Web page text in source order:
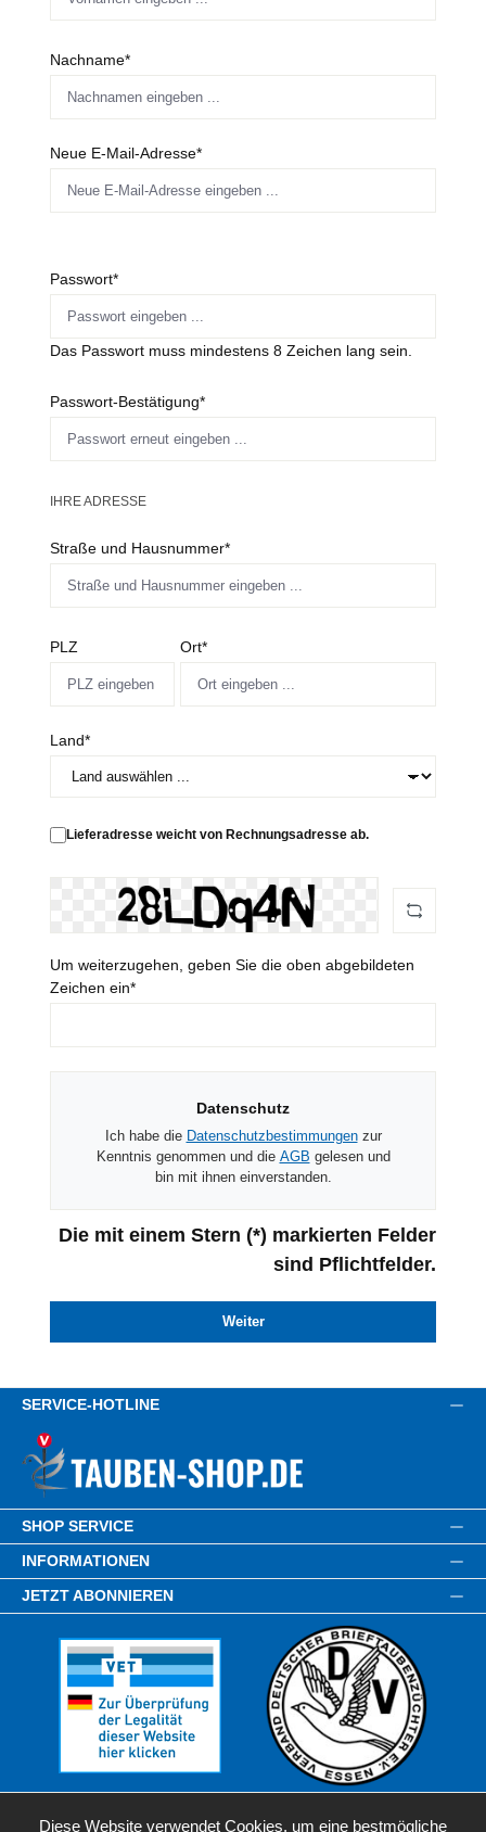
Nachname*
Neue E-Mail-Adresse*
Passwort*
Das Passwort muss mindestens 8 Zeichen lang sein.
Passwort-Bestätigung*
IHRE ADRESSE
Straße und Hausnummer*
PLZ Ort*
Land*
Lieferadresse weicht von Rechnungsadresse ab.
Um weiterzugehen, geben Sie die oben abgebildeten
Zeichen ein*
Datenschutz
Ich habe die Datenschutzbestimmungenzur
Kenntnis genommen und die AGB gelesen und
bin mit ihnen einverstanden.
Die mit einem Stern (*) markierten Felder
sind Pflichtfelder.
Weiter
SERVICE-HOTLINE
SHOP SERVICE
INFORMATIONEN
JETZT ABONNIEREN
Diese Website verwendet Cookies, um eine bestmögliche